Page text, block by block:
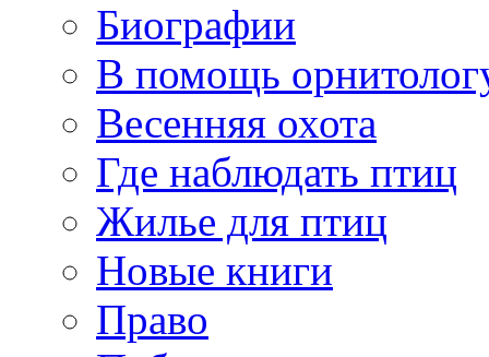
Биографии
В помощь
Весенняя охота
Где наблюдать птиц
Жилье для птиц
Новые книги
Право